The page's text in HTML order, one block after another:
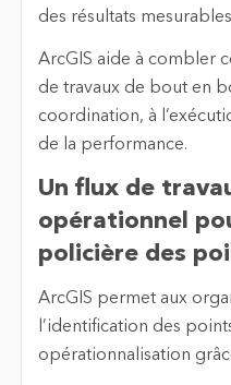
des résultats
ArcGIS aide à combler
de travaux de bout en
coordination, à
de la performance.
Un flux de
opérationnel
policière des
ArcGIS permet aux
l’identification des
opérationnalisation